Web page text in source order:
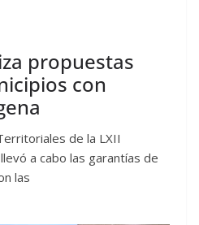
propuestas
con
de la LXII
a cabo las garantías de
las